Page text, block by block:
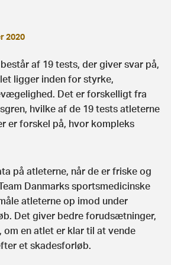
2020
af 19 tests, der giver svar på,
ligger inden for styrke,
Det er forskelligt fra
hvilke af de 19 tests atleterne
er forskel på, hvor kompleks
på atleterne, når de er friske og
Danmarks sportsmedicinske
atleterne op imod under
Det giver bedre forudsætninger,
om en atlet er klar til at vende
et skadesforløb.